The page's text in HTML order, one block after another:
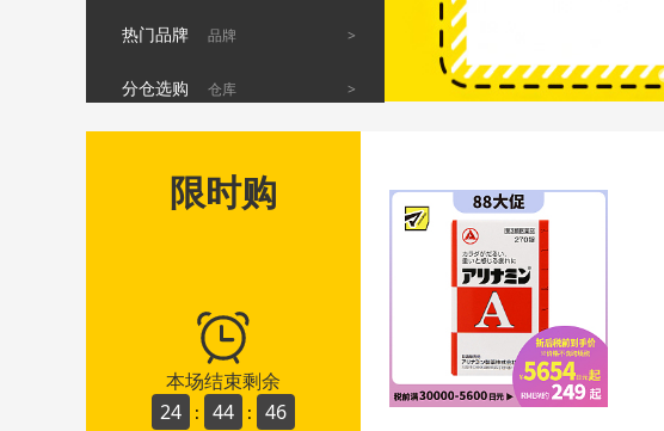
热门品牌 品牌 >
分仓选购 仓库 >
限时购
本场结束剩余
24
: 44 : 44